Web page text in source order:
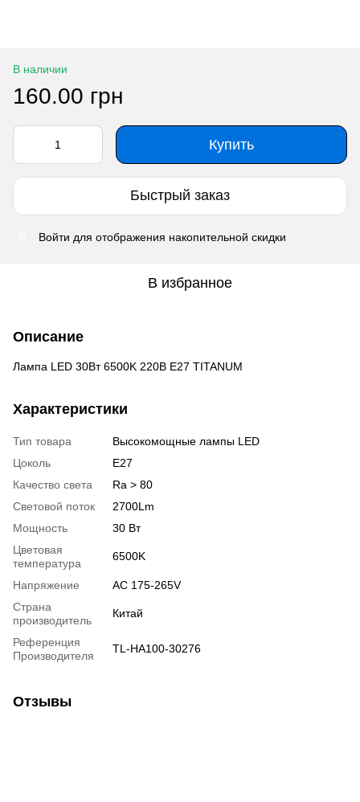
В наличии
160.00 грн
Купить
Быстрый заказ
Войти для отображения накопительной скидки
В избранное
Описание
Лампа LED 30Вт 6500K 220В E27 TITANUM
Характеристики
Тип товара
Высокомощные лампы LED
Цоколь
E27
Качество света
Ra > 80
Световой поток
2700Lm
Мощность
30 Вт
Цветовая
температура
6500K
Напряжение
AC 175-265V
Страна
производитель
Китай
Референция
Производителя
TL-HA100-30276
Отзывы